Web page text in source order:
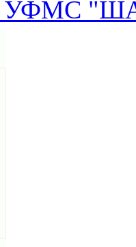
УФМС